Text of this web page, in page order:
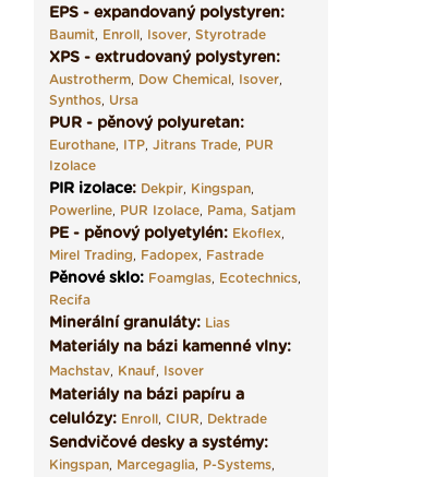
EPS - expandovaný polystyren:
Baumit, Enroll, Isover, Styrotrade
XPS - extrudovaný polystyren:
Austrotherm, Dow Chemical, Isover,
Synthos, Ursa
PUR - pěnový polyuretan:
Eurothane, ITP, Jitrans Trade, PUR
Izolace
PIR izolace: Dekpir, Kingspan,
Powerline, PUR Izolace, Pama, Satjam
PE - pěnový polyetylén: Ekoflex,
Mirel Trading, Fadopex, Fastrade
Pěnové sklo: Foamglas, Ecotechnics,
Recifa
Minerální granuláty: Lias
Materiály na bázi kamenné vlny:
Machstav, Knauf, Isover
Materiály na bázi papíru a
celulózy: Enroll, CIUR, Dektrade
Sendvičové desky a systémy:
Kingspan, Marcegaglia, P-Systems,